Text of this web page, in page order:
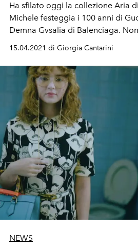
Ha sfilato oggi la collezione Aria di
Michele festeggia i 100 anni di
Demna Gvsalia di Balenciaga.
ma Alessandro ha volutamente
15.04.2021 di Giorgia Cantarini
NEWS